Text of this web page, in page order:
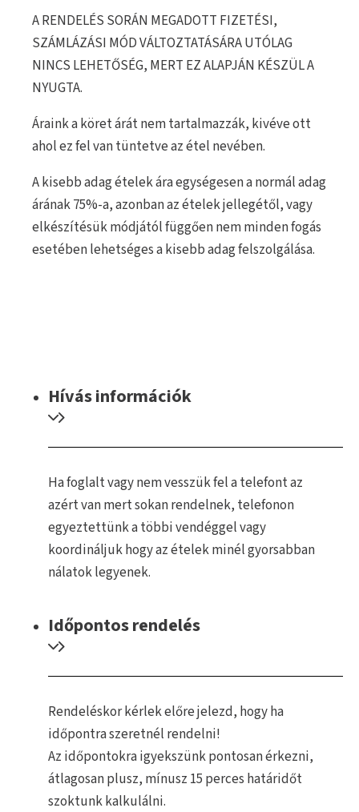
A RENDELÉS SORÁN MEGADOTT FIZETÉSI,
SZÁMLÁZÁSI MÓD VÁLTOZTATÁSÁRA UTÓLAG
NINCS LEHETŐSÉG, MERT EZ ALAPJÁN KÉSZÜL A
NYUGTA.
Áraink a köret árát nem tartalmazzák, kivéve ott
ahol ez fel van tüntetve az étel nevében.
A kisebb adag ételek ára egységesen a normál adag
árának 75%-a, azonban az ételek jellegétől, vagy
elkészítésük módjától függően nem minden fogás
esetében lehetséges a kisebb adag felszolgálása.
Hívás információk
Ha foglalt vagy nem vesszük fel a telefont az
azért van mert sokan rendelnek, telefonon
egyeztettünk a többi vendéggel vagy
koordináljuk hogy az ételek minél gyorsabban
nálatok legyenek.
Időpontos rendelés
Rendeléskor kérlek előre jelezd, hogy ha
időpontra szeretnél rendelni!
Az időpontokra igyekszünk pontosan érkezni,
átlagosan plusz, mínusz 15 perces határidőt
szoktunk kalkulálni.